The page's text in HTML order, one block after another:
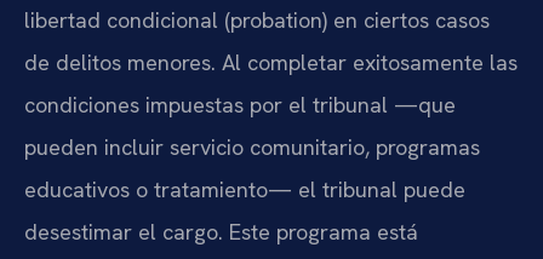
libertad condicional (probation) en ciertos casos
de delitos menores. Al completar exitosamente las
condiciones impuestas por el tribunal —que
pueden incluir servicio comunitario, programas
educativos o tratamiento— el tribunal puede
desestimar el cargo. Este programa está